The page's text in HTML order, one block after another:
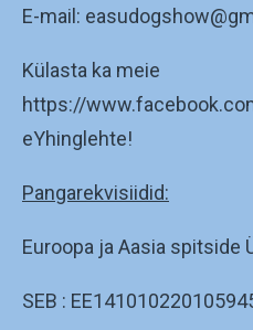
E-mail:
Külasta ka meie
https://
eYhinglehte!
Pangarekvisiidid:
Euroopa ja Aasia spitside
SEB :